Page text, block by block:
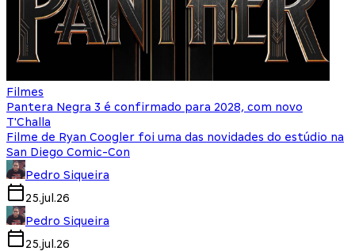
Filmes
Pantera Negra 3 é confirmado para 2028, com novo
T'Challa
Filme de Ryan Coogler foi uma das novidades do estúdio na
San Diego Comic-Con
Pedro Siqueira
25.jul.26
Pedro Siqueira
25.jul.26